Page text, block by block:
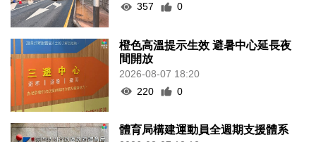
357
0
橙色高溫提示生效 避暑中心延長夜
間開放
2026-08-07 18:20
220
0
體育局構建運動員全週期支援體系